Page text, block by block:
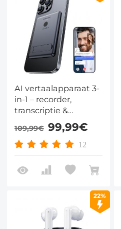
AI vertaalapparaat 3-
in-1 – recorder,
transcriptie &
videovertaling in 150
talen
109,99€ 99,99€
12
22%